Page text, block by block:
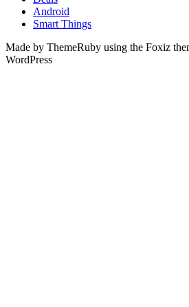
Android
Smart Things
Made by ThemeRuby using the Foxiz
WordPress